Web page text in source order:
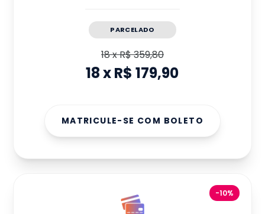
PARCELADO
18xR$ 359,80
18xR$ 179,90
MATRICULE-SE COM BOLETO
-10%